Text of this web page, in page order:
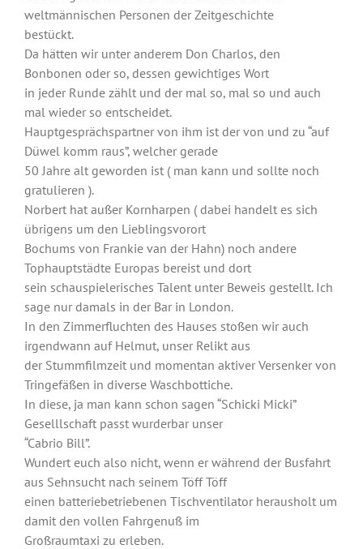
weltmännischen Personen der Zeitgeschichte
bestückt.
Da hätten wir unter anderem Don Charlos, den
Bonbonen oder so, dessen gewichtiges Wort
in jeder Runde zählt und der mal so, mal so und auch
mal wieder so entscheidet.
Hauptgesprächspartner von ihm ist der von und zu “auf
Düwel komm raus”, welcher gerade
50 Jahre alt geworden ist ( man kann und sollte noch
gratulieren ).
Norbert hat außer Kornharpen ( dabei handelt es sich
übrigens um den Lieblingsvorort
Bochums von Frankie van der Hahn) noch andere
Tophauptstädte Europas bereist und dort
sein schauspielerisches Talent unter Beweis gestellt. Ich
sage nur damals in der Bar in London.
In den Zimmerfluchten des Hauses stoßen wir auch
irgendwann auf Helmut, unser Relikt aus
der Stummfilmzeit und momentan aktiver Versenker von
Tringefäßen in diverse Waschbottiche.
In diese, ja man kann schon sagen “Schicki Micki”
Geselllschaft passt wurderbar unser
“Cabrio Bill”.
Wundert euch also nicht, wenn er während der Busfahrt
aus Sehnsucht nach seinem Töff Töff
einen batteriebetriebenen Tischventilator herausholt um
damit den vollen Fahrgenuß im
Großraumtaxi zu erleben.